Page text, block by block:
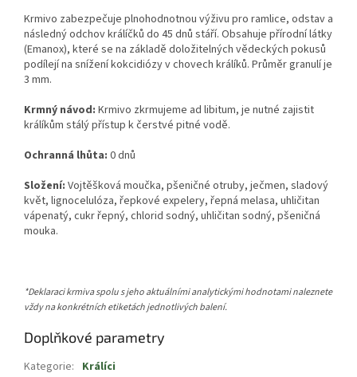
Krmivo zabezpečuje plnohodnotnou výživu pro ramlice, odstav a
následný odchov králíčků do 45 dnů stáří. Obsahuje přírodní látky
(Emanox), které se na základě doložitelných vědeckých pokusů
podílejí na snížení kokcidiózy v chovech králíků. Průměr granulí je
3 mm.
Krmný návod: Krmivo zkrmujeme ad libitum, je nutné zajistit
králíkům stálý přístup k čerstvé pitné vodě.
Ochranná lhůta: 0 dnů
Složení: Vojtěšková moučka, pšeničné otruby, ječmen, sladový
květ, lignocelulóza, řepkové expelery, řepná melasa, uhličitan
vápenatý, cukr řepný, chlorid sodný, uhličitan sodný, pšeničná
mouka.
*Deklaraci krmiva spolu s jeho aktuálními analytickými hodnotami naleznete
vždy na konkrétních etiketách jednotlivých balení.
Doplňkové parametry
Kategorie: Králíci